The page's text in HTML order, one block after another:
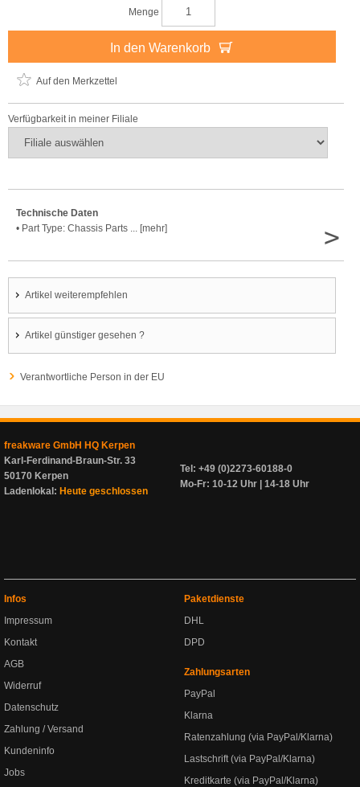
Menge
In den Warenkorb
Auf den Merkzettel
Verfügbarkeit in meiner Filiale
Technische Daten
• Part Type: Chassis Parts ... [mehr]
>
Artikel weiterempfehlen
Artikel günstiger gesehen ?
Verantwortliche Person in der EU
freakware GmbH HQ Kerpen
Karl-Ferdinand-Braun-Str. 33
50170 Kerpen
Ladenlokal: Heute geschlossen
Tel: +49 (0)2273-60188-0
Mo-Fr: 10-12 Uhr | 14-18 Uhr
Infos
Impressum
Kontakt
AGB
Widerruf
Datenschutz
Zahlung / Versand
Kundeninfo
Jobs
Paketdienste
DHL
DPD
Zahlungsarten
PayPal
Klarna
Ratenzahlung (via PayPal/Klarna)
Lastschrift (via PayPal/Klarna)
Kreditkarte (via PayPal/Klarna)